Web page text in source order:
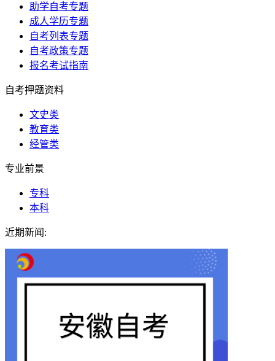
助学自考专题
成人学历专题
自考列表专题
自考政策专题
报名考试指南
自考押题资料
文史类
教育类
经管类
专业前景
专科
本科
近期新闻: